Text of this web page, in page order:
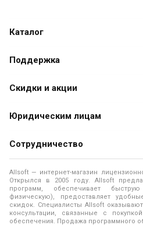
Каталог
Каталог программ
Поддержка
Оплата заказов
Доставка заказа
Помощь
Правила продажи
Политика использования файлов
Скидки и акции
Специальные
Юридическим лицам
Продажа программ юридическим
О лицензировании программного
Программы для компьютера
Контакты
Сотрудничество
О магазине
Адреса и телефоны
Новости
Allsoft — интернет-магазин
Открылся в 2005 году. Allsoft
программ, обеспечивает
физическую), предоставляет
скидок. Специалисты Allsoft
консультации, связанные с
обеспечения. Продажа программного